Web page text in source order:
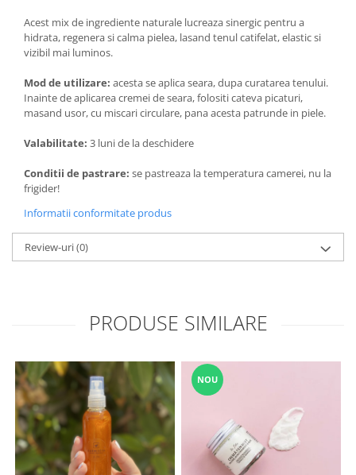
Acest mix de ingrediente naturale lucreaza sinergic pentru a
hidrata, regenera si calma pielea, lasand tenul catifelat, elastic si
vizibil mai luminos.
Mod de utilizare: acesta se aplica seara, dupa curatarea tenului.
Inainte de aplicarea cremei de seara, folositi cateva picaturi,
masand usor, cu miscari circulare, pana acesta patrunde in piele.
Valabilitate: 3 luni de la deschidere
Conditii de pastrare: se pastreaza la temperatura camerei, nu la
frigider!
Informatii conformitate produs
Review-uri(0)
PRODUSE SIMILARE
NOU